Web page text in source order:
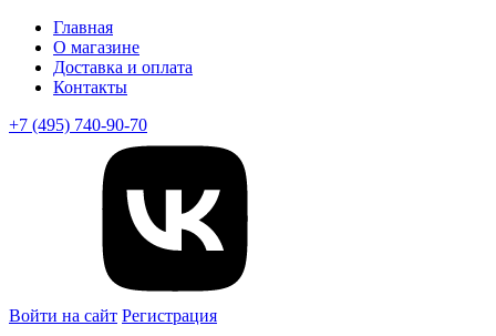
Главная
О магазине
Доставка и оплата
Контакты
+7 (495) 740-90-70
Войти на сайт Регистрация